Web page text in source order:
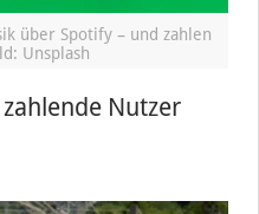
über Spotify – und zahlen
Unsplash
Nutzer